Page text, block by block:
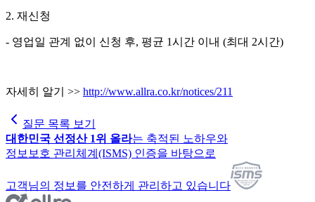
2. 재신청
- 영업일 관계 없이 신청 후, 평균 1시간 이내 (최대 2시간)
자세히 알기 >> http://www.allra.co.kr/notices/211
질문 목록 보기
대한민국 선정산 1위 올라는 축적된 노하우와
정보보호 관리체계(ISMS) 인증을 바탕으로
고객님의 정보를 안전하게 관리하고 있습니다